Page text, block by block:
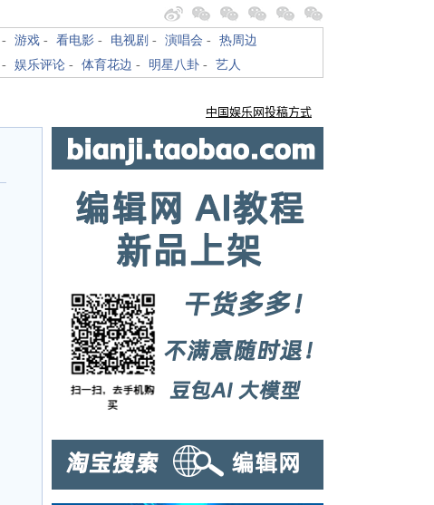
- 游戏 - 看电影 - 电视剧 - 演唱会 - 热周边
- 娱乐评论 - 体育花边 - 明星八卦 - 艺人